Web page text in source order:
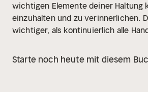
wichtigen Elemente deiner Haltung
einzuhalten und zu verinnerlichen.
wichtiger, als kontinuierlich alle
definiert sich durch einen
Starte noch heute mit diesem